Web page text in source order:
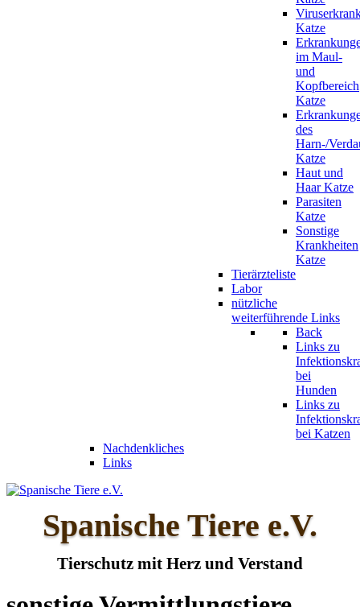
Katze
im Maul-
und
Kopfbereich
Katze
des
Harn-/
Katze
Haut und
Haar Katze
Parasiten
Katze
Sonstige
Krankheiten
Katze
Tierärzteliste
Labor
nützliche
weiterführende Links
Back
Links zu
bei
Hunden
Links zu
bei Katzen
Nachdenkliches
Links
Spanische Tiere e.V.
Tierschutz mit Herz und Verstand